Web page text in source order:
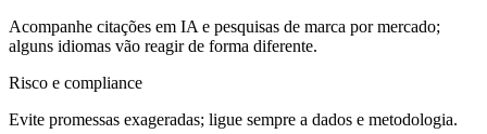
Acompanhe citações em IA e pesquisas de marca por mercado;
alguns idiomas vão reagir de forma diferente.
Risco e compliance
Evite promessas exageradas; ligue sempre a dados e metodologia.